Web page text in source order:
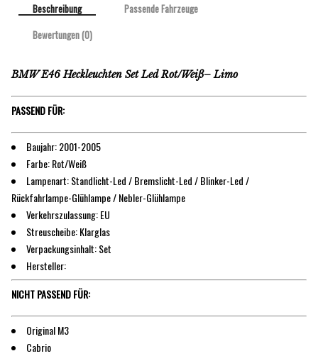
Beschreibung
Passende Fahrzeuge
Bewertungen (0)
BMW E46 Heckleuchten Set Led Rot/Weiß– Limo
PASSEND FÜR:
Baujahr: 2001-2005
Farbe: Rot/Weiß
Lampenart: Standlicht-Led / Bremslicht-Led / Blinker-Led /
Rückfahrlampe-Glühlampe / Nebler-Glühlampe
Verkehrszulassung: EU
Streuscheibe: Klarglas
Verpackungsinhalt: Set
Hersteller:
NICHT PASSEND FÜR:
Original M3
Cabrio